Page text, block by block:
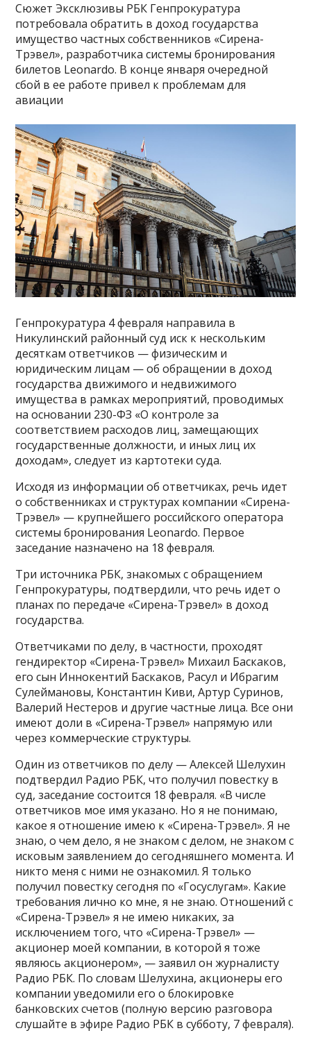
Сюжет Эксклюзивы РБК Генпрокуратура
потребовала обратить в доход государства
имущество частных собственников «Сирена-
Трэвел», разработчика системы бронирования
билетов Leonardo. В конце января очередной
сбой в ее работе привел к проблемам для
авиации
Генпрокуратура 4 февраля направила в
Никулинский районный суд иск к нескольким
десяткам ответчиков — физическим и
юридическим лицам — об обращении в доход
государства движимого и недвижимого
имущества в рамках мероприятий, проводимых
на основании 230-ФЗ «О контроле за
соответствием расходов лиц, замещающих
государственные должности, и иных лиц их
доходам», следует из картотеки суда.
Исходя из информации об ответчиках, речь идет
о собственниках и структурах компании «Сирена-
Трэвел» — крупнейшего российского оператора
системы бронирования Leonardo. Первое
заседание назначено на 18 февраля.
Три источника РБК, знакомых с обращением
Генпрокуратуры, подтвердили, что речь идет о
планах по передаче «Сирена-Трэвел» в доход
государства.
Ответчиками по делу, в частности, проходят
гендиректор «Сирена-Трэвел» Михаил Баскаков,
его сын Иннокентий Баскаков, Расул и Ибрагим
Сулеймановы, Константин Киви, Артур Суринов,
Валерий Нестеров и другие частные лица. Все они
имеют доли в «Сирена-Трэвел» напрямую или
через коммерческие структуры.
Один из ответчиков по делу — Алексей Шелухин
подтвердил Радио РБК, что получил повестку в
суд, заседание состоится 18 февраля. «В числе
ответчиков мое имя указано. Но я не понимаю,
какое я отношение имею к «Сирена-Трэвел». Я не
знаю, о чем дело, я не знаком с делом, не знаком с
исковым заявлением до сегодняшнего момента. И
никто меня с ними не ознакомил. Я только
получил повестку сегодня по «Госуслугам». Какие
требования лично ко мне, я не знаю. Отношений с
«Сирена-Трэвел» я не имею никаких, за
исключением того, что «Сирена-Трэвел» —
акционер моей компании, в которой я тоже
являюсь акционером», — заявил он журналисту
Радио РБК. По словам Шелухина, акционеры его
компании уведомили его о блокировке
банковских счетов (полную версию разговора
слушайте в эфире Радио РБК в субботу, 7 февраля).